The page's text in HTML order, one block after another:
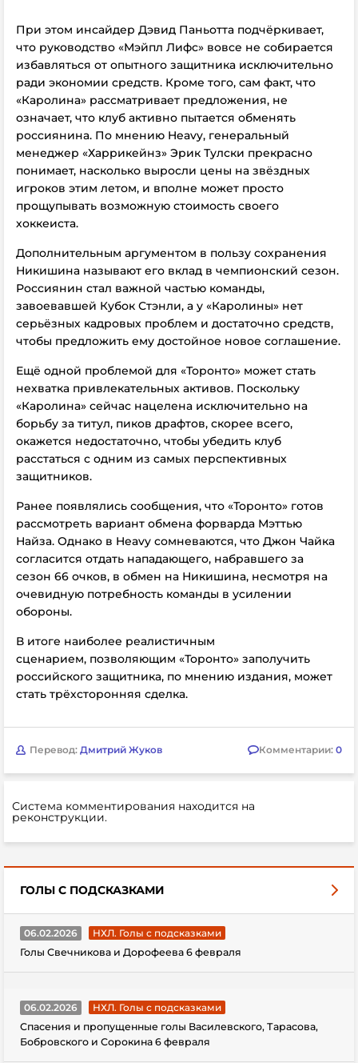
При этом инсайдер Дэвид Паньотта подчёркивает,
что руководство «Мэйпл Лифс» вовсе не собирается
избавляться от опытного защитника исключительно
ради экономии средств. Кроме того, сам факт, что
«Каролина» рассматривает предложения, не
означает, что клуб активно пытается обменять
россиянина. По мнению Heavy, генеральный
менеджер «Харрикейнз» Эрик Тулски прекрасно
понимает, насколько выросли цены на звёздных
игроков этим летом, и вполне может просто
прощупывать возможную стоимость своего
хоккеиста.
Дополнительным аргументом в пользу сохранения
Никишина называют его вклад в чемпионский сезон.
Россиянин стал важной частью команды,
завоевавшей Кубок Стэнли, а у «Каролины» нет
серьёзных кадровых проблем и достаточно средств,
чтобы предложить ему достойное новое соглашение.
Ещё одной проблемой для «Торонто» может стать
нехватка привлекательных активов. Поскольку
«Каролина» сейчас нацелена исключительно на
борьбу за титул, пиков драфтов, скорее всего,
окажется недостаточно, чтобы убедить клуб
расстаться с одним из самых перспективных
защитников.
Ранее появлялись сообщения, что «Торонто» готов
рассмотреть вариант обмена форварда Мэттью
Найза. Однако в Hеavy сомневаются, что Джон Чайка
согласится отдать нападающего, набравшего за
сезон 66 очков, в обмен на Никишина, несмотря на
очевидную потребность команды в усилении
обороны.
В итоге наиболее реалистичным
сценарием, позволяющим «Торонто» заполучить
российского защитника, по мнению издания, может
стать трёхсторонняя сделка.
Перевод: Дмитрий Жуков Комментарии: 0
Система комментирования находится на
реконструкции.
ГОЛЫ С ПОДСКАЗКАМИ
06.02.2026
НХЛ. Голы с подсказками
Голы Свечникова и Дорофеева 6 февраля
06.02.2026
НХЛ. Голы с подсказками
Спасения и пропущенные голы Василевского, Тарасова,
Бобровского и Сорокина 6 февраля